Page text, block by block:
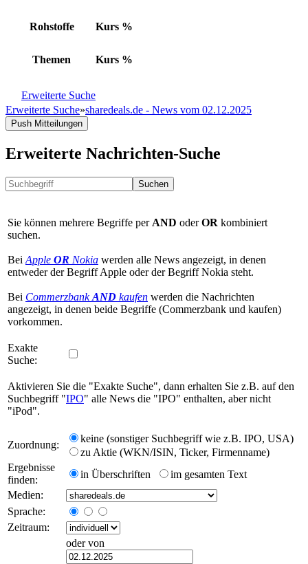
Rohstoffe Kurs %
Themen Kurs %
Erweiterte Suche
Erweiterte Suche»sharedeals.de - News vom 02.12.2025
Push Mitteilungen
Erweiterte Nachrichten-Suche
Suchen
Sie können mehrere Begriffe per AND oderOR kombiniert
suchen.
Bei Apple OR Nokia werden alle News angezeigt, in denen
entweder der Begriff Apple oder der Begriff Nokia steht.
Bei CommerzbankAND kaufen werden die Nachrichten
angezeigt, in denen beide Begriffe (Commerzbank und kaufen)
vorkommen.
Exakte
Suche:
Aktivieren Sie die "Exakte Suche", dann erhalten Sie z.B. auf den
Suchbegriff "IPO" alle News die "IPO" enthalten, aber nicht
"iPod".
Zuordnung:
keine (sonstiger Suchbegriff wie z.B. IPO, USA)
zu Aktie (WKN/ISIN, Ticker, Firmenname)
Ergebnisse
finden:
in Überschriften
im gesamten Text
Medien:
Sprache:
Zeitraum:
oder von